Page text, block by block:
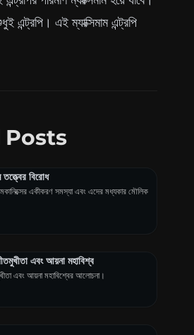
এন্ট্রপি। এই ম্যাক্সিমাম এন্ট্রপি
Posts
বিরোধ
একীকরণ সমস্যা এবং এদের মধ্যকার মৌলিক
এবং আয়না মহাবিশ্ব
এবং আয়না মহাবিশ্বের আলোচনা।